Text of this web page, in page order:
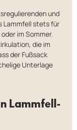
und
Lammfell stets für
im Sommer.
die im
der Fußsack
Unterlage
Lammfell-